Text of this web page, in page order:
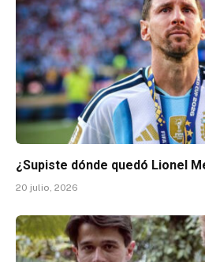
¿Supiste dónde quedó Lionel
20 julio, 2026